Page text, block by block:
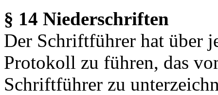
§ 14 Niederschriften
Der Schriftführer hat über
Protokoll zu führen, das
Schriftführer zu